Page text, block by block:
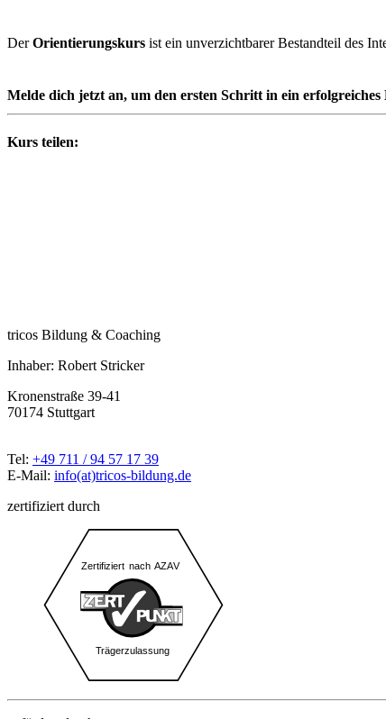
DerOrientierungskurs ist ein unverzichtbarer Bestandteil des
Melde dich jetzt an, um den ersten Schritt in ein
Kurs teilen:
tricos Bildung & Coaching
Inhaber: Robert Stricker
Kronenstraße 39-41
70174 Stuttgart
Tel: +49 711 / 94 57 17 39
E-Mail: info(at)tricos-bildung.de
zertifiziert durch